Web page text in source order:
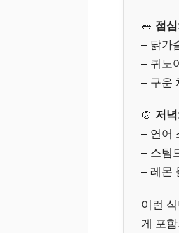
🥗 점
– 닭가
– 퀴노
– 구운
🍲 저
– 연어
– 스팀
– 레몬
이런
게 포